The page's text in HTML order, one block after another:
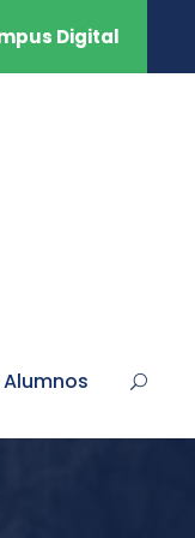
Digital